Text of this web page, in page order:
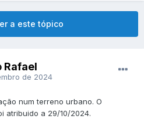
a este tópico
Rafael
de 2024
num terreno urbano. O
atribuido a 29/10/2024.